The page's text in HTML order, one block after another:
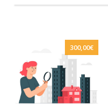
300,00€